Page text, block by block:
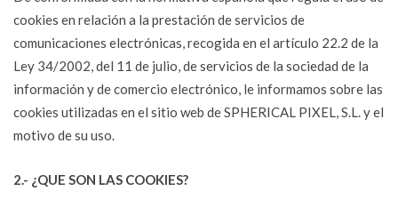
cookies en relación a la prestación de servicios de
comunicaciones electrónicas, recogida en el artículo 22.2 de la
Ley 34/2002, del 11 de julio, de servicios de la sociedad de la
información y de comercio electrónico, le informamos sobre las
cookies utilizadas en el sitio web de SPHERICAL PIXEL, S.L. y el
motivo de su uso.
2.- ¿QUE SON LAS COOKIES?